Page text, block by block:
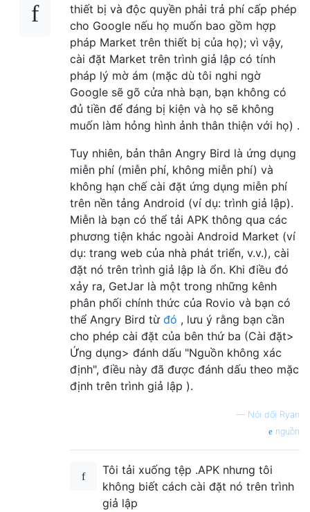
thiết bị và độc quyền phải trả phí cấp phép
cho Google nếu họ muốn bao gồm hợp
pháp Market trên thiết bị của họ); vì vậy,
cài đặt Market trên trình giả lập có tính
pháp lý mờ ám (mặc dù tôi nghi ngờ
Google sẽ gõ cửa nhà bạn, bạn không có
đủ tiền để đáng bị kiện và họ sẽ không
muốn làm hỏng hình ảnh thân thiện với họ) .
Tuy nhiên, bản thân Angry Bird là ứng dụng
miễn phí (miễn phí, không miễn phí) và
không hạn chế cài đặt ứng dụng miễn phí
trên nền tảng Android (ví dụ: trình giả lập).
Miễn là bạn có thể tải APK thông qua các
phương tiện khác ngoài Android Market (ví
dụ: trang web của nhà phát triển, v.v.), cài
đặt nó trên trình giả lập là ổn. Khi điều đó
xảy ra, GetJar là một trong những kênh
phân phối chính thức của Rovio và bạn có
thể Angry Bird từ đó , lưu ý rằng bạn cần
cho phép cài đặt của bên thứ ba (Cài đặt>
Ứng dụng> đánh dấu "Nguồn không xác
định", điều này đã được đánh dấu theo mặc
định trên trình giả lập ).
— Nói dối Ryan
nguồn
Tôi tải xuống tệp .APK nhưng tôi
không biết cách cài đặt nó trên trình
giả lập